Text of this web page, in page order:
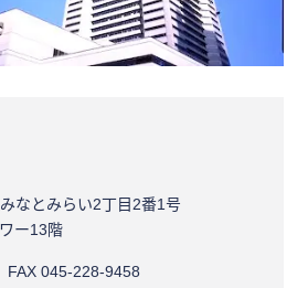
なとみらい2丁目2番1号
ー13階
045-228-9458